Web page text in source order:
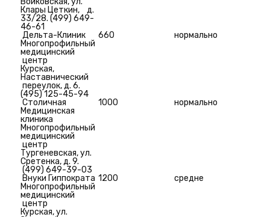
Клары Цеткин, д.
33/28. (499) 649-
46-61
Дельта-Клиник
Многопрофильный
медицинский
центр
Курская,
Наставнический
переулок, д. 6.
(495) 125-45-94
660 нормально
Столичная
Медицинская
клиника
Многопрофильный
медицинский
центр
Тургеневская, ул.
Сретенка, д. 9.
(499) 649-39-03
1000 нормально
Внуки Гиппократа
Многопрофильный
медицинский
центр
Курская, ул.
1200 средне